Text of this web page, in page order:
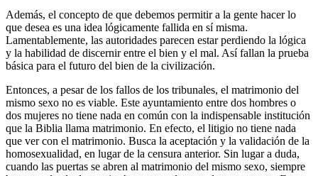
Además, el concepto de que debemos permitir a la gente hacer lo
que desea es una idea lógicamente fallida en sí misma.
Lamentablemente, las autoridades parecen estar perdiendo la lógica
y la habilidad de discernir entre el bien y el mal. Así fallan la prueba
básica para el futuro del bien de la civilización.
Entonces, a pesar de los fallos de los tribunales, el matrimonio del
mismo sexo no es viable. Este ayuntamiento entre dos hombres o
dos mujeres no tiene nada en común con la indispensable institución
que la Biblia llama matrimonio. En efecto, el litigio no tiene nada
que ver con el matrimonio. Busca la aceptación y la validación de la
homosexualidad, en lugar de la censura anterior. Sin lugar a duda,
cuando las puertas se abren al matrimonio del mismo sexo, siempre